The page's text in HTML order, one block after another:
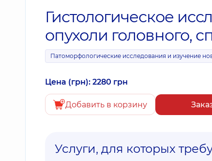
Гистологическое
опухоли головного,
Патоморфологические исследования и изучение
Цена (грн): 2280 грн
Добавить в корзину
Услуги, для которых